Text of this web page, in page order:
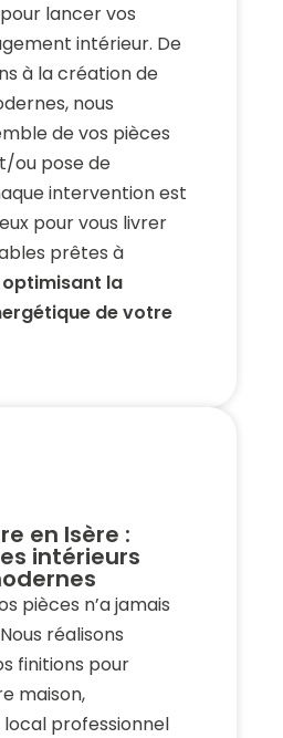
lancer vos
intérieur. De
à la création de
nous
de vos pièces
ou pose de
intervention est
pour vous livrer
prêtes à
la
de votre
en Isère :
intérieurs
pièces n’a jamais
réalisons
finitions pour
maison,
professionnel